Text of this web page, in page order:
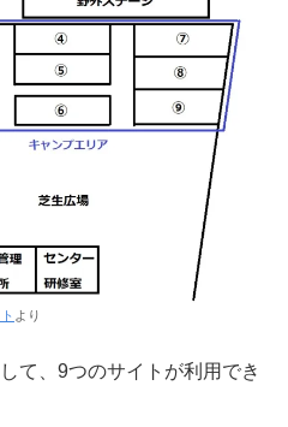
より
て、9つのサイトが利用でき